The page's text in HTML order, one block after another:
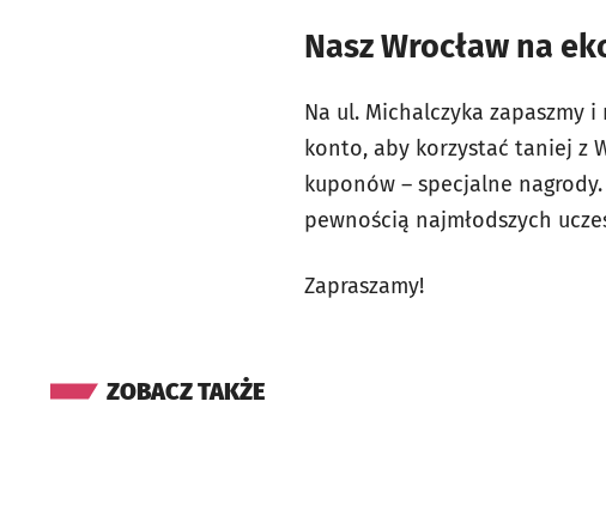
Nasz Wrocław na
Na ul. Michalczyka zapaszmy
konto, aby korzystać taniej z
kuponów – specjalne
pewnością najmłodszych
Zapraszamy!
ZOBACZ TAKŻE